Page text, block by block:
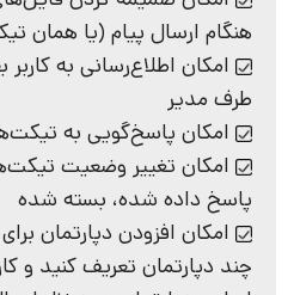
هنگام ارسال پیام (یا همان
امکان اطلاع‌رسانی به
طرف مدیر
امکان پاسخ‌گویی به
امکان تغییر وضعیت
پاسخ داده شده، بسته شده
امکان افزودن دپارتمان
چند دپارتمان تعریف کنید و